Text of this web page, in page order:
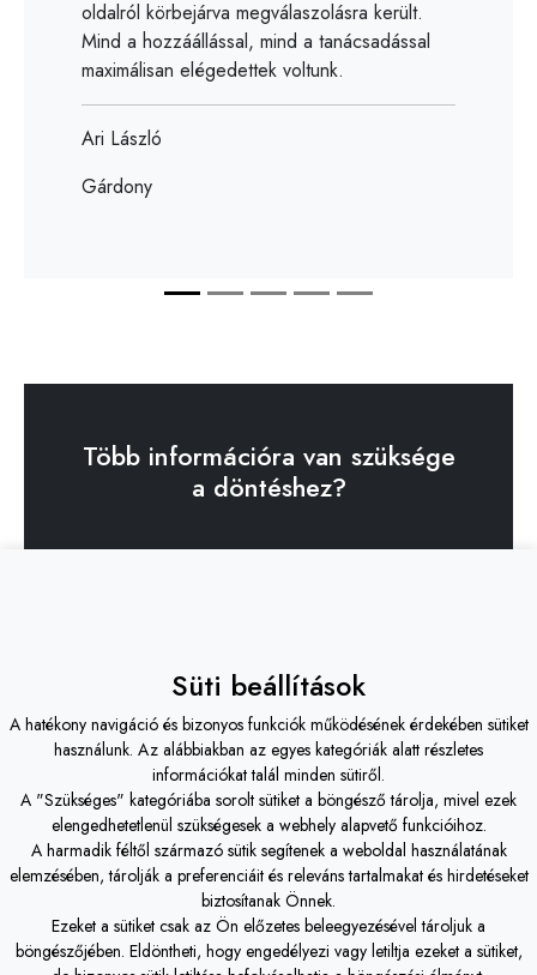
oldalról körbejárva megválaszolásra került.
Mind a hozzáállással, mind a tanácsadással
maximálisan elégedettek voltunk.
Ari László
Gárdony
Cadogan Kft.
Több információra van szüksége
a döntéshez?
Fines Finium Studio Kft.iroda -Budapest
H-1119 Budapest, Etele út 26/74.
+36 20 - 508 0878
iroda@ffstudio.hu
Fines Finium Studio Kft. iroda -Tét
Süti beállítások
A hatékony navigáció és bizonyos funkciók működésének érdekében sütiket
használunk. Az alábbiakban az egyes kategóriák alatt részletes
információkat talál minden sütiről.
A "Szükséges" kategóriába sorolt sütiket a böngésző tárolja, mivel ezek
elengedhetetlenül szükségesek a webhely alapvető funkcióihoz.
A harmadik féltől származó sütik segítenek a weboldal használatának
elemzésében, tárolják a preferenciáit és releváns tartalmakat és hirdetéseket
biztosítanak Önnek.
Ezeket a sütiket csak az Ön előzetes beleegyezésével tároljuk a
böngészőjében. Eldöntheti, hogy engedélyezi vagy letiltja ezeket a sütiket,